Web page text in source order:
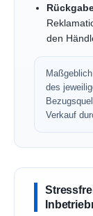
den
des
Verkauf